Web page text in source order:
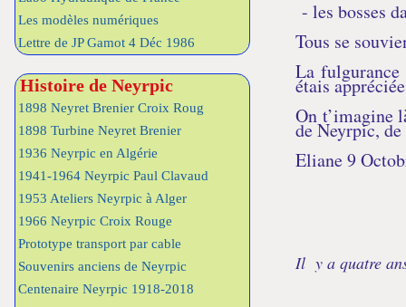
Les modèles numériques
Lettre de JP Gamot 4 Déc 1986
Histoire de Neyrpic
1898 Neyret Brenier Croix Roug
1898 Turbine Neyret Brenier
1936 Neyrpic en Algérie
1941-1964 Neyrpic Paul Clavaud
1953 Ateliers Neyrpic à Alger
1966 Neyrpic Croix Rouge
Prototype transport par cable
Souvenirs anciens de Neyrpic
Centenaire Neyrpic 1918-2018
- les bosses
Tous se
La fulgurance
étais
On t’imagine
de Neyrpic,
Eliane 9
Il y a quatre